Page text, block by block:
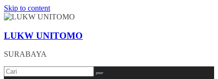
Skip to content
LUKW UNITOMO
SURABAYA